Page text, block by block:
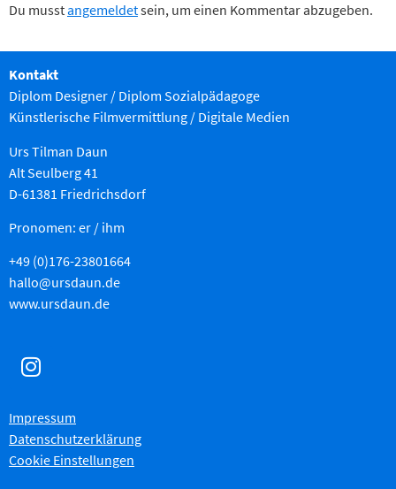
Du musstangemeldetsein, um einen Kommentar abzugeben.
Kontakt
Diplom Designer / Diplom Sozialpädagoge
Künstlerische Filmvermittlung / Digitale Medien
Urs Tilman Daun
Alt Seulberg 41
D-61381 Friedrichsdorf
Pronomen: er / ihm
+49 (0)176-23801664
hallo@ursdaun.de
www.ursdaun.de
Impressum
Datenschutzerklärung
Cookie Einstellungen